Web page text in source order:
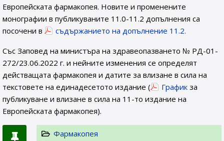
Европейската фармакопея. Новите и променените
монографии в публикуваните 11.0-11.2 допълнения са
посочени в
съдържанието на допълнение 11.2.
Със Заповед на министъра на здравеопазването № РД-01-
272/23.06.2022 г. и нейните изменения се определят
действащата фармакопея и датите за влизане в сила на
текстовете на единадесетото издание (
График за
публикуване и влизане в сила на 11-то издание на
Европейската фармакопея).
Фармакопея